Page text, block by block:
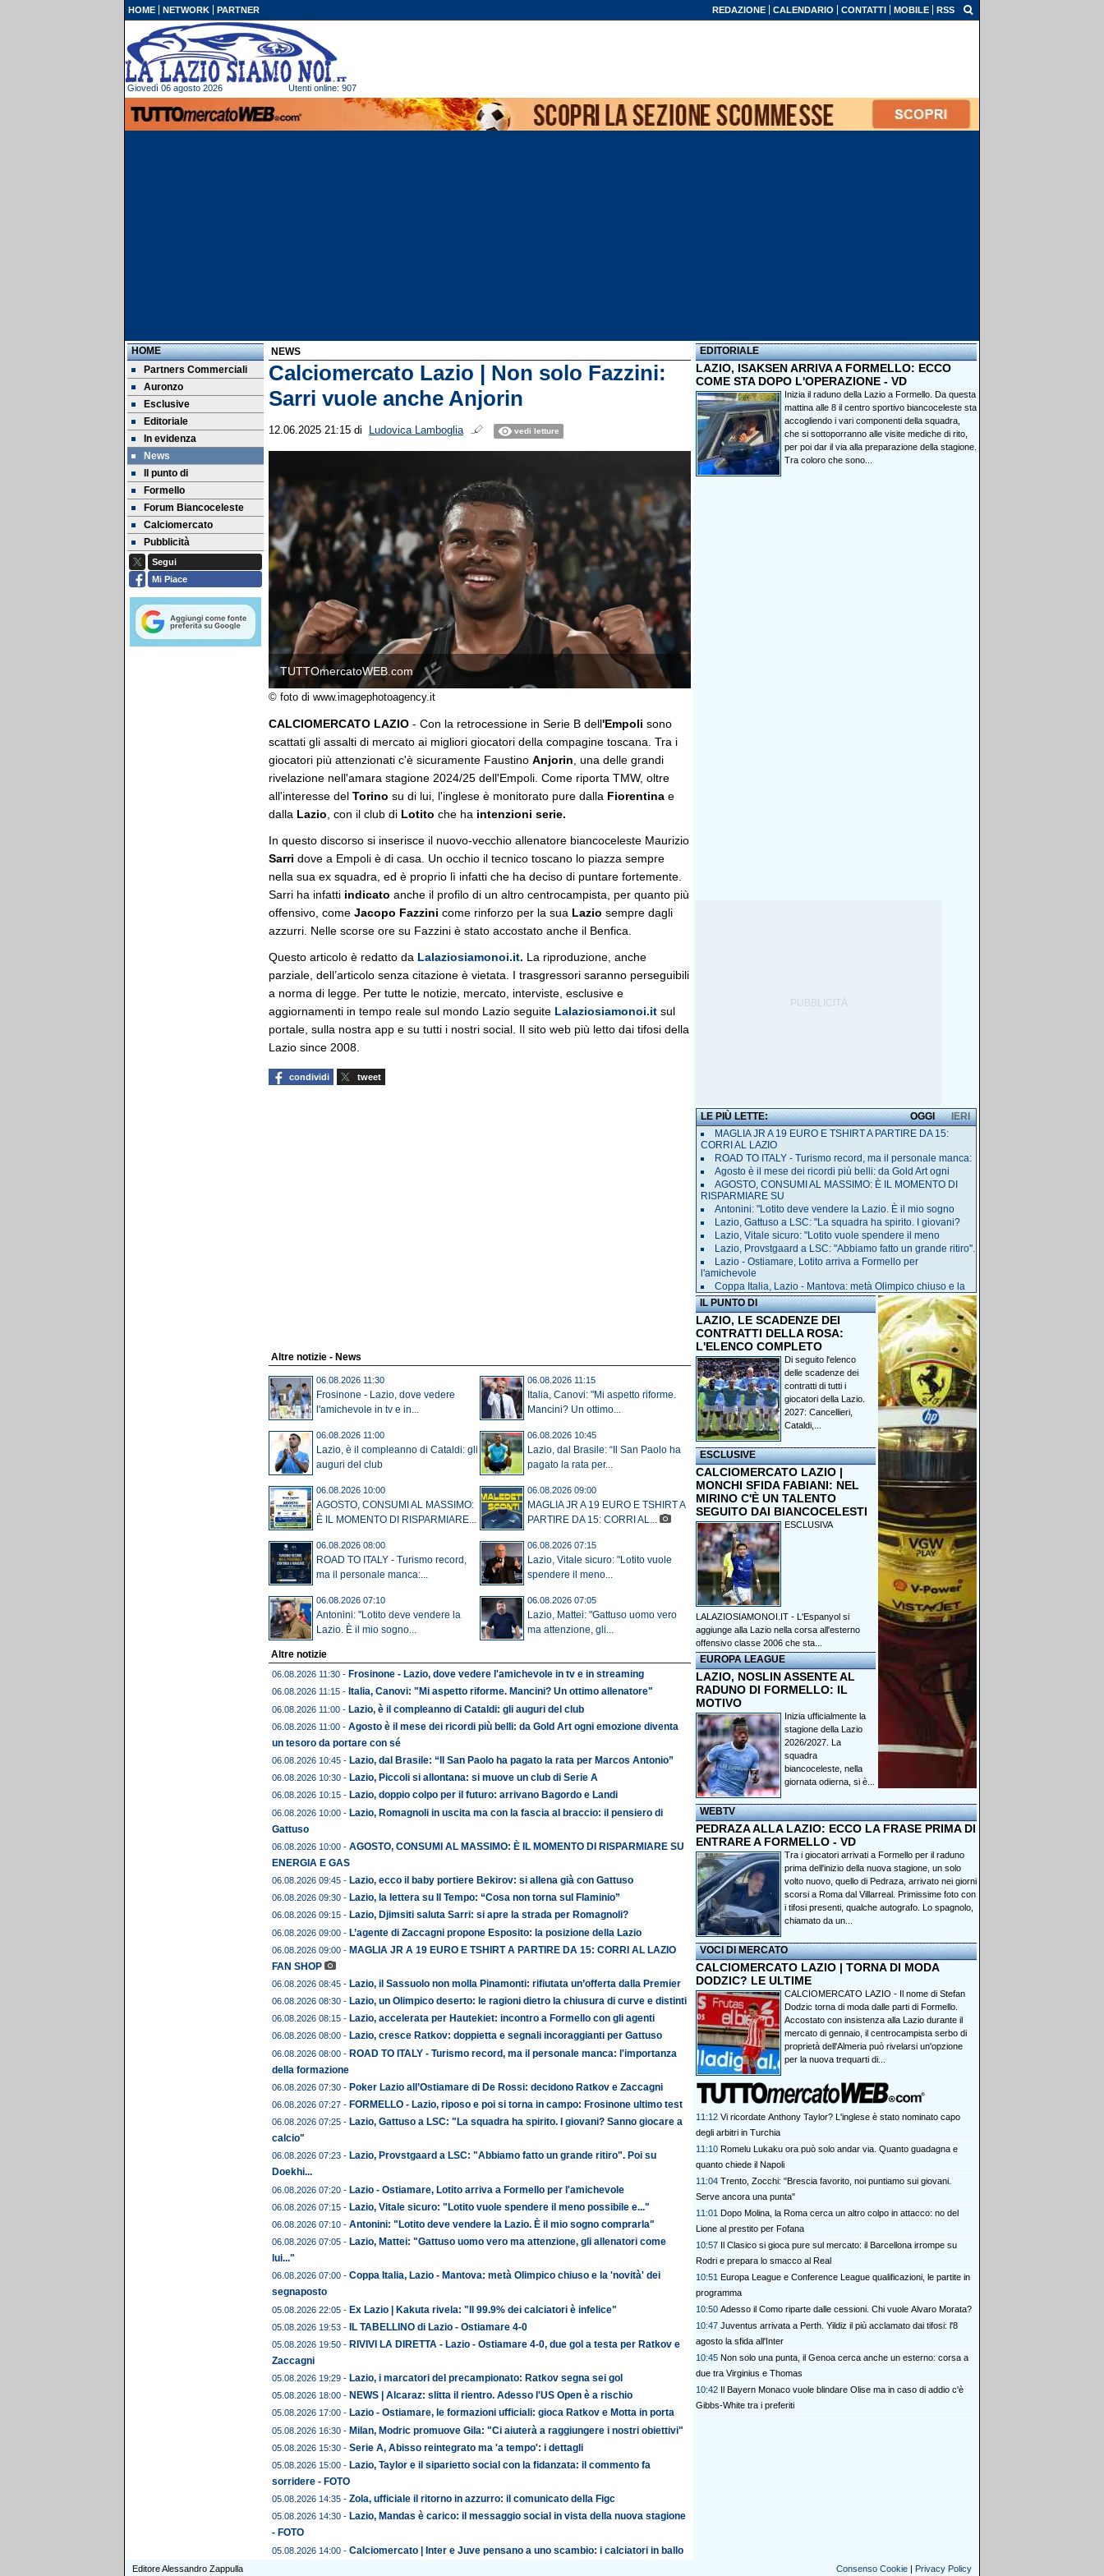
HOME NETWORK PARTNER REDAZIONE CALENDARIO CONTATTI MOBILE RSS
Giovedì 06 agosto 2026 Utenti online: 907
HOME
Partners Commerciali
Auronzo
Esclusive
Editoriale
In evidenza
News
Il punto di
Formello
Forum Biancoceleste
Calciomercato
Pubblicità
Segui
Mi Piace
NEWS
Calciomercato Lazio | Non solo Fazzini:
Sarri vuole anche Anjorin
12.06.2025 21:15 di Ludovica Lamboglia vedi letture
TUTTOmercatoWEB.com
© foto di www.imagephotoagency.it
CALCIOMERCATO LAZIO - Con la retrocessione in Serie B dell'Empoli sono
scattati gli assalti di mercato ai migliori giocatori della compagine toscana. Tra i
giocatori più attenzionati c'è sicuramente Faustino Anjorin , una delle grandi
rivelazione nell'amara stagione 2024/25 dell'Empoli. Come riporta TMW, oltre
all'interesse del Torino su di lui, l'inglese è monitorato pure dalla Fiorentina e
dalla Lazio , con il club di Lotito che ha intenzioni serie.
In questo discorso si inserisce il nuovo-vecchio allenatore biancoceleste Maurizio
Sarri dove a Empoli è di casa. Un occhio il tecnico toscano lo piazza sempre
nella sua ex squadra, ed è proprio lì infatti che ha deciso di puntare fortemente.
Sarri ha infatti indicato anche il profilo di un altro centrocampista, per quanto più
offensivo, come Jacopo Fazzini come rinforzo per la sua Lazio sempre dagli
azzurri. Nelle scorse ore su Fazzini è stato accostato anche il Benfica.
Questo articolo è redatto da Lalaziosiamonoi.it. La riproduzione, anche
parziale, dell’articolo senza citazione è vietata. I trasgressori saranno perseguibili
a norma di legge. Per tutte le notizie, mercato, interviste, esclusive e
aggiornamenti in tempo reale sul mondo Lazio seguite Lalaziosiamonoi.it sul
portale, sulla nostra app e su tutti i nostri social. Il sito web più letto dai tifosi della
Lazio since 2008.
condividi tweet
Altre notizie - News
06.08.2026 11:30
Frosinone - Lazio, dove vedere
l'amichevole in tv e in...
06.08.2026 11:15
Italia, Canovi: "Mi aspetto riforme.
Mancini? Un ottimo...
06.08.2026 11:00
Lazio, è il compleanno di Cataldi: gli
auguri del club
06.08.2026 10:45
Lazio, dal Brasile: “Il San Paolo ha
pagato la rata per...
06.08.2026 10:00
AGOSTO, CONSUMI AL MASSIMO:
È IL MOMENTO DI RISPARMIARE...
06.08.2026 09:00
MAGLIA JR A 19 EURO E TSHIRT A
PARTIRE DA 15: CORRI AL...
06.08.2026 08:00
ROAD TO ITALY - Turismo record,
ma il personale manca:...
06.08.2026 07:15
Lazio, Vitale sicuro: "Lotito vuole
spendere il meno...
06.08.2026 07:10
Antonini: "Lotito deve vendere la
Lazio. È il mio sogno...
06.08.2026 07:05
Lazio, Mattei: "Gattuso uomo vero
ma attenzione, gli...
Altre notizie
06.08.2026 11:30 - Frosinone - Lazio, dove vedere l'amichevole in tv e in streaming
06.08.2026 11:15 - Italia, Canovi: "Mi aspetto riforme. Mancini? Un ottimo allenatore"
06.08.2026 11:00 - Lazio, è il compleanno di Cataldi: gli auguri del club
06.08.2026 11:00 - Agosto è il mese dei ricordi più belli: da Gold Art ogni emozione diventa
un tesoro da portare con sé
06.08.2026 10:45 - Lazio, dal Brasile: “Il San Paolo ha pagato la rata per Marcos Antonio”
06.08.2026 10:30 - Lazio, Piccoli si allontana: si muove un club di Serie A
06.08.2026 10:15 - Lazio, doppio colpo per il futuro: arrivano Bagordo e Landi
06.08.2026 10:00 - Lazio, Romagnoli in uscita ma con la fascia al braccio: il pensiero di
Gattuso
06.08.2026 10:00 - AGOSTO, CONSUMI AL MASSIMO: È IL MOMENTO DI RISPARMIARE SU
ENERGIA E GAS
06.08.2026 09:45 - Lazio, ecco il baby portiere Bekirov: si allena già con Gattuso
06.08.2026 09:30 - Lazio, la lettera su Il Tempo: “Cosa non torna sul Flaminio”
06.08.2026 09:15 - Lazio, Djimsiti saluta Sarri: si apre la strada per Romagnoli?
06.08.2026 09:00 - L’agente di Zaccagni propone Esposito: la posizione della Lazio
06.08.2026 09:00 - MAGLIA JR A 19 EURO E TSHIRT A PARTIRE DA 15: CORRI AL LAZIO
FAN SHOP
06.08.2026 08:45 - Lazio, il Sassuolo non molla Pinamonti: rifiutata un’offerta dalla Premier
06.08.2026 08:30 - Lazio, un Olimpico deserto: le ragioni dietro la chiusura di curve e distinti
06.08.2026 08:15 - Lazio, accelerata per Hautekiet: incontro a Formello con gli agenti
06.08.2026 08:00 - Lazio, cresce Ratkov: doppietta e segnali incoraggianti per Gattuso
06.08.2026 08:00 - ROAD TO ITALY - Turismo record, ma il personale manca: l'importanza
della formazione
06.08.2026 07:30 - Poker Lazio all’Ostiamare di De Rossi: decidono Ratkov e Zaccagni
06.08.2026 07:27 - FORMELLO - Lazio, riposo e poi si torna in campo: Frosinone ultimo test
06.08.2026 07:25 - Lazio, Gattuso a LSC: "La squadra ha spirito. I giovani? Sanno giocare a
calcio"
06.08.2026 07:23 - Lazio, Provstgaard a LSC: "Abbiamo fatto un grande ritiro". Poi su
Doekhi...
06.08.2026 07:20 - Lazio - Ostiamare, Lotito arriva a Formello per l'amichevole
06.08.2026 07:15 - Lazio, Vitale sicuro: "Lotito vuole spendere il meno possibile e..."
06.08.2026 07:10 - Antonini: "Lotito deve vendere la Lazio. È il mio sogno comprarla"
06.08.2026 07:05 - Lazio, Mattei: "Gattuso uomo vero ma attenzione, gli allenatori come
lui..."
06.08.2026 07:00 - Coppa Italia, Lazio - Mantova: metà Olimpico chiuso e la 'novità' dei
segnaposto
05.08.2026 22:05 - Ex Lazio | Kakuta rivela: "Il 99.9% dei calciatori è infelice"
05.08.2026 19:53 - IL TABELLINO di Lazio - Ostiamare 4-0
05.08.2026 19:50 - RIVIVI LA DIRETTA - Lazio - Ostiamare 4-0, due gol a testa per Ratkov e
Zaccagni
05.08.2026 19:29 - Lazio, i marcatori del precampionato: Ratkov segna sei gol
05.08.2026 18:00 - NEWS | Alcaraz: slitta il rientro. Adesso l'US Open è a rischio
05.08.2026 17:00 - Lazio - Ostiamare, le formazioni ufficiali: gioca Ratkov e Motta in porta
05.08.2026 16:30 - Milan, Modric promuove Gila: "Ci aiuterà a raggiungere i nostri obiettivi"
05.08.2026 15:30 - Serie A, Abisso reintegrato ma 'a tempo': i dettagli
05.08.2026 15:00 - Lazio, Taylor e il siparietto social con la fidanzata: il commento fa
sorridere - FOTO
05.08.2026 14:35 - Zola, ufficiale il ritorno in azzurro: il comunicato della Figc
05.08.2026 14:30 - Lazio, Mandas è carico: il messaggio social in vista della nuova stagione
- FOTO
05.08.2026 14:00 - Calciomercato | Inter e Juve pensano a uno scambio: i calciatori in ballo
EDITORIALE
LAZIO, ISAKSEN ARRIVA A FORMELLO: ECCO
COME STA DOPO L'OPERAZIONE - VD
Inizia il raduno della Lazio a Formello. Da questa
mattina alle 8 il centro sportivo biancoceleste sta
accogliendo i vari componenti della squadra,
che si sottoporranno alle visite mediche di rito,
per poi dar il via alla preparazione della stagione.
Tra coloro che sono...
LE PIÙ LETTE: IERI
OGGI
MAGLIA JR A 19 EURO E TSHIRT A PARTIRE DA 15:
CORRI AL LAZIO
ROAD TO ITALY - Turismo record, ma il personale manca:
Agosto è il mese dei ricordi più belli: da Gold Art ogni
AGOSTO, CONSUMI AL MASSIMO: È IL MOMENTO DI
RISPARMIARE SU
Antonini: "Lotito deve vendere la Lazio. È il mio sogno
Lazio, Gattuso a LSC: "La squadra ha spirito. I giovani?
Lazio, Vitale sicuro: "Lotito vuole spendere il meno
Lazio, Provstgaard a LSC: "Abbiamo fatto un grande ritiro".
Lazio - Ostiamare, Lotito arriva a Formello per
l'amichevole
Coppa Italia, Lazio - Mantova: metà Olimpico chiuso e la
IL PUNTO DI
LAZIO, LE SCADENZE DEI
CONTRATTI DELLA ROSA:
L'ELENCO COMPLETO
Di seguito l'elenco
delle scadenze dei
contratti di tutti i
giocatori della Lazio.
2027: Cancellieri,
Cataldi,...
ESCLUSIVE
CALCIOMERCATO LAZIO |
MONCHI SFIDA FABIANI: NEL
MIRINO C'È UN TALENTO
SEGUITO DAI BIANCOCELESTI
ESCLUSIVA
LALAZIOSIAMONOI.IT - L'Espanyol si
aggiunge alla Lazio nella corsa all'esterno
offensivo classe 2006 che sta...
EUROPA LEAGUE
LAZIO, NOSLIN ASSENTE AL
RADUNO DI FORMELLO: IL
MOTIVO
Inizia ufficialmente la
stagione della Lazio
2026/2027. La
squadra
biancoceleste, nella
giornata odierna, si è...
WEBTV
PEDRAZA ALLA LAZIO: ECCO LA FRASE PRIMA DI
ENTRARE A FORMELLO - VD
Tra i giocatori arrivati a Formello per il raduno
prima dell'inizio della nuova stagione, un solo
volto nuovo, quello di Pedraza, arrivato nei giorni
scorsi a Roma dal Villarreal. Primissime foto con
i tifosi presenti, qualche autografo. Lo spagnolo,
chiamato da un...
VOCI DI MERCATO
CALCIOMERCATO LAZIO | TORNA DI MODA
DODZIC? LE ULTIME
CALCIOMERCATO LAZIO - Il nome di Stefan
Dodzic torna di moda dalle parti di Formello.
Accostato con insistenza alla Lazio durante il
mercato di gennaio, il centrocampista serbo di
proprietà dell'Almeria può rivelarsi un'opzione
per la nuova trequarti di...
11:12 Vi ricordate Anthony Taylor? L'inglese è stato nominato capo
degli arbitri in Turchia
11:10 Romelu Lukaku ora può solo andar via. Quanto guadagna e
quanto chiede il Napoli
11:04 Trento, Zocchi: "Brescia favorito, noi puntiamo sui giovani.
Serve ancora una punta"
11:01 Dopo Molina, la Roma cerca un altro colpo in attacco: no del
Lione al prestito per Fofana
10:57 Il Clasico si gioca pure sul mercato: il Barcellona irrompe su
Rodri e prepara lo smacco al Real
10:51 Europa League e Conference League qualificazioni, le partite in
programma
10:50 Adesso il Como riparte dalle cessioni. Chi vuole Alvaro Morata?
10:47 Juventus arrivata a Perth. Yildiz il più acclamato dai tifosi: l'8
agosto la sfida all'Inter
10:45 Non solo una punta, il Genoa cerca anche un esterno: corsa a
due tra Virginius e Thomas
10:42 Il Bayern Monaco vuole blindare Olise ma in caso di addio c'è
Gibbs-White tra i preferiti
Editore Alessandro Zappulla Consenso Cookie | Privacy Policy